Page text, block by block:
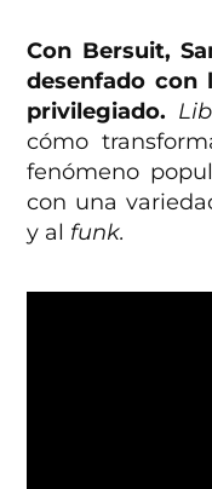
Con Bersuit,
desenfado con
privilegiado.
cómo
fenómeno
con una
y al funk.